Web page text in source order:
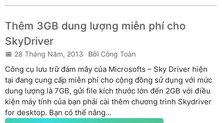
Thêm 3GB dung lượng miễn phí cho
SkyDriver
28 Tháng Năm, 2013 Công Toàn
Công cụ lưu trữ đám mây của Microsofts – Sky Driver hiện
tại đang cung cấp miễn phí cho cộng đồng sử dụng với mức
dung lượng là 7GB, gửi file kích thước lớn đến 2GB với điều
kiện máy tính của bạn phải cài thêm chương trình Skydriver
for desktop. Bạn có thể nâng...